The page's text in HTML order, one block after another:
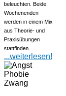
beleuchten. Beide
Wochenenden
werden in einem Mix
aus Theorie- und
Praxisübungen
stattfinden.
...weiterlesen!